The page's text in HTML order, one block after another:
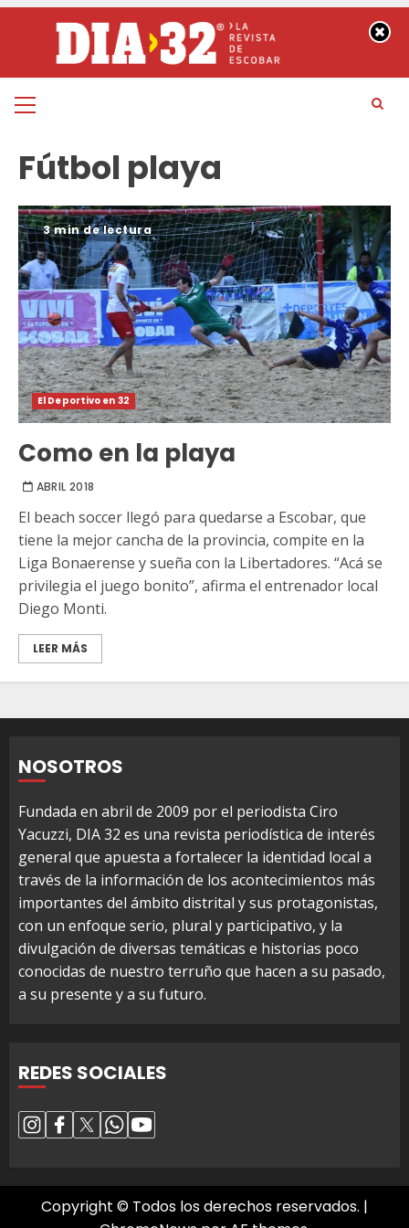
contenido
Menú
Fútbol playa
3 min de lectura
El Deportivo en 32
Como en la playa
ABRIL 2018
El beach soccer llegó para quedarse a Escobar, que
tiene la mejor cancha de la provincia, compite en la
Liga Bonaerense y sueña con la Libertadores. “Acá se
privilegia el juego bonito”, afirma el entrenador local
Diego Monti.
LEER MÁS
NOSOTROS
Fundada en abril de 2009 por el periodista Ciro
Yacuzzi, DIA 32 es una revista periodística de interés
general que apuesta a fortalecer la identidad local a
través de la información de los acontecimientos más
importantes del ámbito distrital y sus protagonistas,
con un enfoque serio, plural y participativo, y la
divulgación de diversas temáticas e historias poco
conocidas de nuestro terruño que hacen a su pasado,
a su presente y a su futuro.
REDES SOCIALES
Copyright © Todos los derechos reservados. |